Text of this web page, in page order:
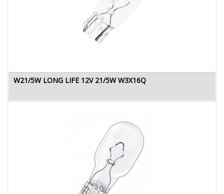
W21/5W LONG LIFE 12V 21/5W W3X16Q